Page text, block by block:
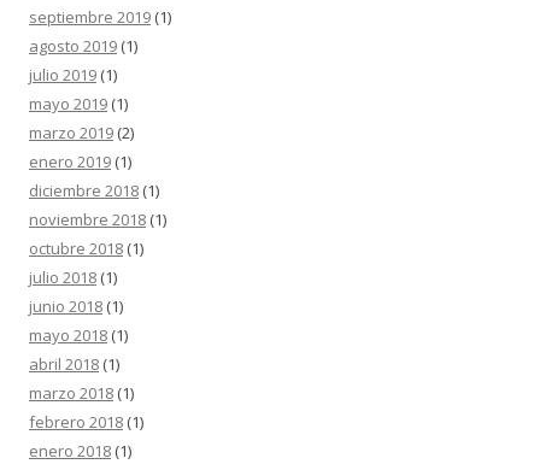
septiembre 2019 (1)
agosto 2019 (1)
julio 2019 (1)
mayo 2019 (1)
marzo 2019 (2)
enero 2019 (1)
diciembre 2018 (1)
noviembre 2018 (1)
octubre 2018 (1)
julio 2018 (1)
junio 2018 (1)
mayo 2018 (1)
abril 2018 (1)
marzo 2018 (1)
febrero 2018 (1)
enero 2018 (1)